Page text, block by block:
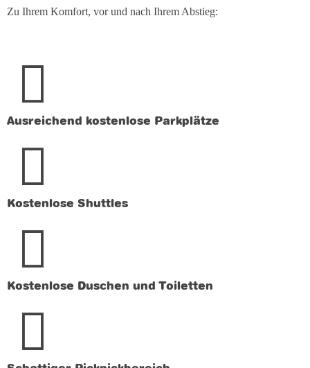
Zu Ihrem Komfort, vor und nach Ihrem Abstieg:
Ausreichend kostenlose Parkplätze
Kostenlose Shuttles
Kostenlose Duschen und Toiletten